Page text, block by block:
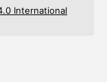
International